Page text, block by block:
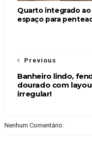
Quarto integrado
espaço para
Previous
Banheiro lindo,
dourado com
irregular!
Nenhum Comentário: